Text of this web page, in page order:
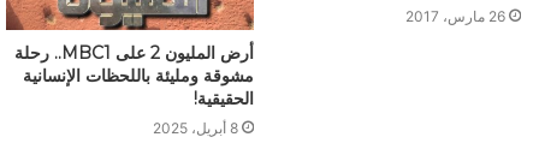
26 مارس، 2017
أرض المليون 2 على MBC1.. رحلة
مشوقة ومليئة باللحظات الإنسانية
الحقيقية!
8 أبريل، 2025